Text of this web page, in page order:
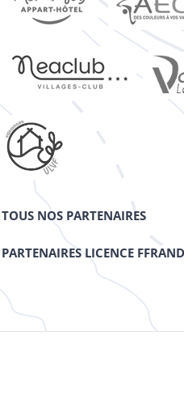
TOUS NOS PARTENAIRES
PARTENAIRES LICENCE